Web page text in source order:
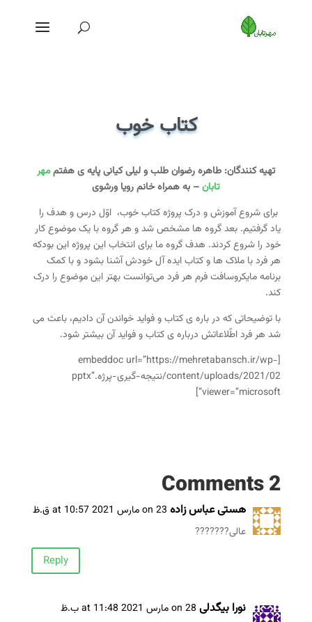
کتاب خوب
تهیه کنندگان: طاهره رضوان طلب و لیلی کیانی پایه ی هفتممهر
تابان– به همراه خانم رویا ورشوی
برای شروع آموزش و درک پروژه کتاب خوب، اوّل درس و هدف را
یاد گرفتیم. بعد گروه ها مشخص شد و هر گروه با یک موضوع کار
خود را شروع کردند. هدف گروه ما برای انتخاب این پروژه این بودکه
هر فرد با ملاک ها و کتاب ایده آل خودش آشنا بشود و با کمک
برنامه مایکروسافت فرم هر فرد می‌توانست بهتر این موضوع را درک
کند.
با توضیحاتی که در باره ی کتاب و فواید خواندن آن دادیم، باعث می
شد هر فرد اطّلاعاتش درباره ی کتاب و فواید آن بیشتر شود.
[embeddoc url=”https://mehretabansch.ir/wp-
content/uploads/2021/02/نتیجه-گیری-پرژه.pptx”
viewer=”microsoft”]
2 Comments
هستی عباس زاده on 23 مارس 2021 at 10:57 ق.ظ
عالی???????
Reply
نورا بیگدلی on 28 مارس 2021 at 11:48 ب.ظ